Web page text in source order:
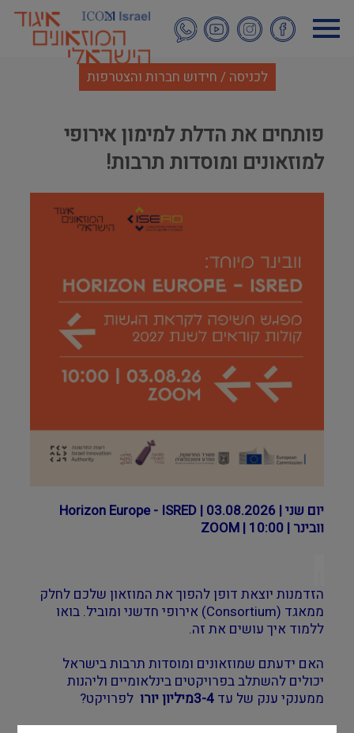
לתוכן
העיקרי
לכניסה / חידוש חברות והצטרפות
פותחים את הדלת למימון אירופי
למוזאונים ומוסדות תרבות!
יום שני | 03.08.2026 | Horizon Europe - ISRED
וובינר | ZOOM | 10:00
הזדמנות יוצאת דופן להפוך את המוזאון שלכם לחלק
ממאגד (Consortium) אירופי חדשני ומוביל. בואו
ללמוד איך עושים את זה.
האם ידעתם שמוזאונים ומוסדות תרבות בישראל
יכולים להשתלב בפרויקטים בינלאומיים וליהנות
ממענקי ענק של עד 3-4מיליון יורו לפרויקט?